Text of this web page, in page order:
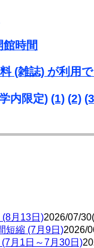
時間
(雑誌) が利用
内限定) (1) (2)
(8月13日)2026/07/
短縮 (7月9日)2026/
月1日～7月30日)